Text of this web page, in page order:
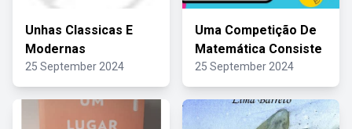
Unhas Classicas E
Modernas
25 September 2024
Uma Competição De
Matemática Consiste
25 September 2024